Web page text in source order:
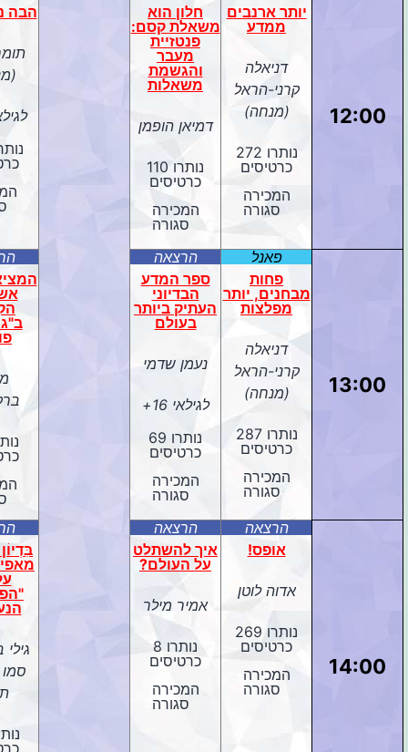
12:00
יותר ארנבים
ממדע
דניאלה
קרני-הראל
(מנחה)
נותרו 272
כרטיסים
המכירה
סגורה
חלון הוא
משאלת קסם:
פנטזיית
מעבר
והגשמת
משאלות
דמיאן הופמן
נותרו 110
כרטיסים
המכירה
סגורה
הבה
13:00
פאנל
פחות
מבחנים, יותר
מפלצות
דניאלה
קרני-הראל
(מנחה)
נותרו 287
כרטיסים
המכירה
סגורה
הרצאה
ספר המדע
הבדיוני
העתיק ביותר
בעולם
נעמן שדמי
לגילאי 16+
נותרו 69
כרטיסים
המכירה
סגורה
14:00
הרצאה
אופס!
אדוה לוטן
נותרו 269
כרטיסים
המכירה
סגורה
הרצאה
איך להשתלט
על העולם?
אמיר מילר
נותרו 8
כרטיסים
המכירה
סגורה
מאפי
סמו